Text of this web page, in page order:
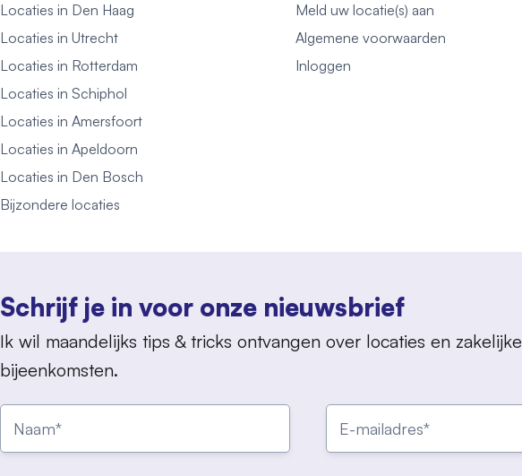
Locaties in Den Haag
Locaties in Utrecht
Locaties in Rotterdam
Locaties in Schiphol
Locaties in Amersfoort
Locaties in Apeldoorn
Locaties in Den Bosch
Bijzondere locaties
Meld uw locatie(s) aan
Algemene voorwaarden
Inloggen
Schrijf je in voor onze nieuwsbrief
Ik wil maandelijks tips & tricks ontvangen over locaties en zakelijke
bijeenkomsten.